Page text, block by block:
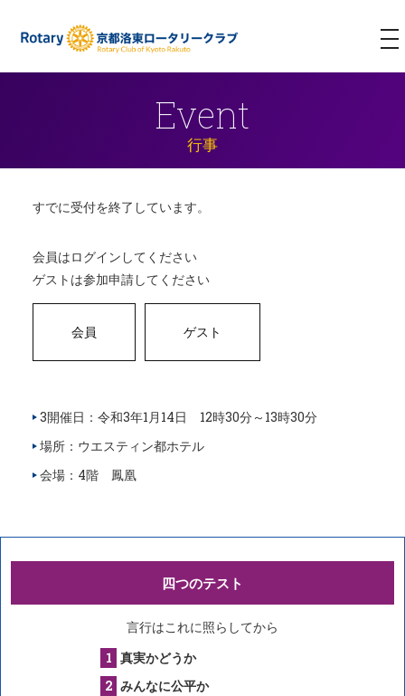
Event
行事
すでに受付を終了しています。
会員はログインしてください
ゲストは参加申請してください
3開催日：令和3年1月14日 12時30分～13時30分
場所：ウエスティン都ホテル
会場：4階 鳳凰
四つのテスト
言行はこれに照らしてから
真実かどうか
みんなに公平か